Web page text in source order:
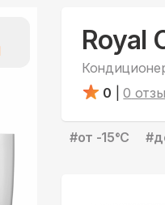
Royal
0
0
#от -15°С #